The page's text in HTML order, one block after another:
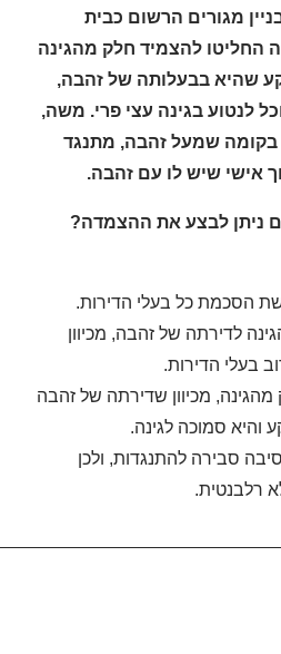
מגורים הרשום כבית
החליטו להצמיד חלק מהגינה
שהיא בבעלותה של זהבה,
לנטוע בגינה עצי פרי. משה,
בקומה שמעל זהבה, מתנגד
אישי שיש לו עם זהבה.
ניתן לבצע את ההצמדה?
הסכמת כל בעלי הדירות.
לדירתה של זהבה, מכיוון
בעלי הדירות.
מכיוון שדירתה של זהבה
והיא סמוכה לגינה.
סבירה להתנגדות, ולכן
רלבנטית.